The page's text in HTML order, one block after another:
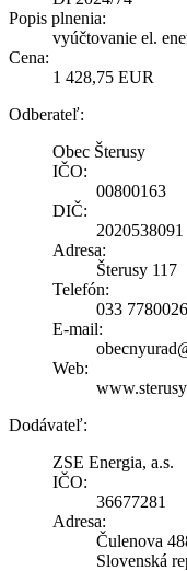
Popis plnenia:
vyúčtovanie el.
Cena:
1 428,75 EUR
Odberateľ:
Obec Šterusy
IČO:
00800163
DIČ:
2020538091
Adresa:
Šterusy 117
Telefón:
033 7780026
E-mail:
Web:
Dodávateľ:
ZSE Energia, a.s.
IČO:
36677281
Adresa:
Čulenova
Slovenská